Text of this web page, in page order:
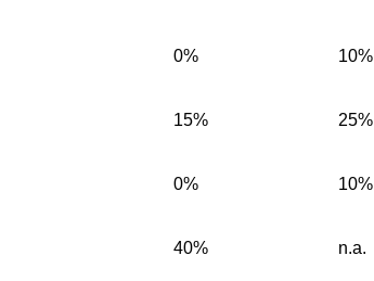
0% 10%
15% 25%
0% 10%
40% n.a.